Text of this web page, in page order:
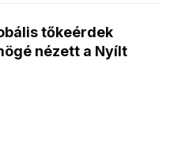
tőkeérdek
nézett a Nyílt